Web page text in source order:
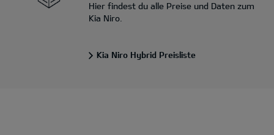
Hier findest du alle Preise und Daten zum
Kia Niro.
Kia Niro Hybrid Preisliste